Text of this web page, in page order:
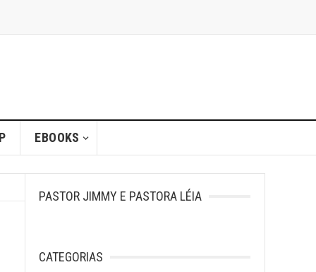
EBOOKS
PASTOR JIMMY E PASTORA LÉIA
CATEGORIAS